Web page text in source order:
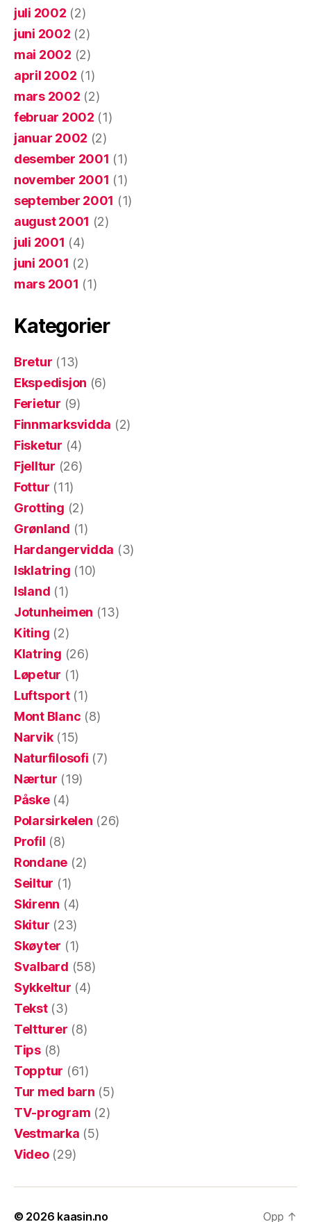
juli 2002 (2)
juni 2002 (2)
mai 2002 (2)
april 2002 (1)
mars 2002 (2)
februar 2002 (1)
januar 2002 (2)
desember 2001 (1)
november 2001 (1)
september 2001 (1)
august 2001 (2)
juli 2001 (4)
juni 2001 (2)
mars 2001 (1)
Kategorier
Bretur (13)
Ekspedisjon (6)
Ferietur (9)
Finnmarksvidda (2)
Fisketur (4)
Fjelltur (26)
Fottur (11)
Grotting (2)
Grønland (1)
Hardangervidda (3)
Isklatring (10)
Island (1)
Jotunheimen (13)
Kiting (2)
Klatring (26)
Løpetur (1)
Luftsport(1)
Mont Blanc (8)
Narvik(15)
Naturfilosofi (7)
Nærtur (19)
Påske(4)
Polarsirkelen (26)
Profil (8)
Rondane (2)
Seiltur (1)
Skirenn (4)
Skitur (23)
Skøyter (1)
Svalbard (58)
Sykkeltur (4)
Tekst(3)
Teltturer (8)
Tips(8)
Topptur (61)
Tur med barn (5)
TV-program (2)
Vestmarka (5)
Video(29)
© 2026 kaasin.no Opp ↑